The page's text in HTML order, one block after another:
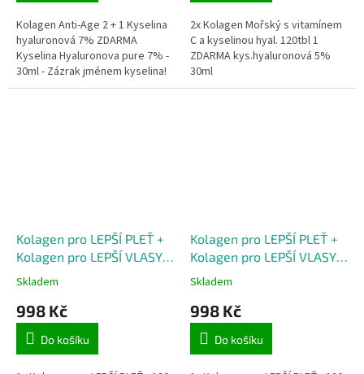
Kolagen Anti-Age 2 + 1 Kyselina
hyaluronová 7% ZDARMA
Kyselina Hyaluronova pure 7% -
30ml - Zázrak jménem kyselina!
Kolagen Perfect Anti-Age -
2x Kolagen Mořský s vitamínem
C a kyselinou hyal. 120tbl 1
ZDARMA kys.hyaluronová 5%
30ml
Kolagen pro LEPŠÍ PLEŤ +
Kolagen pro LEPŠÍ VLASY +
10x oční maska
Skladem
998 Kč
Do košíku
Kolagen pro LEPŠÍ PLEŤ +
Kolagen pro LEPŠÍ VLASY +
10x Parní oční maska
Skladem
998 Kč
Do košíku